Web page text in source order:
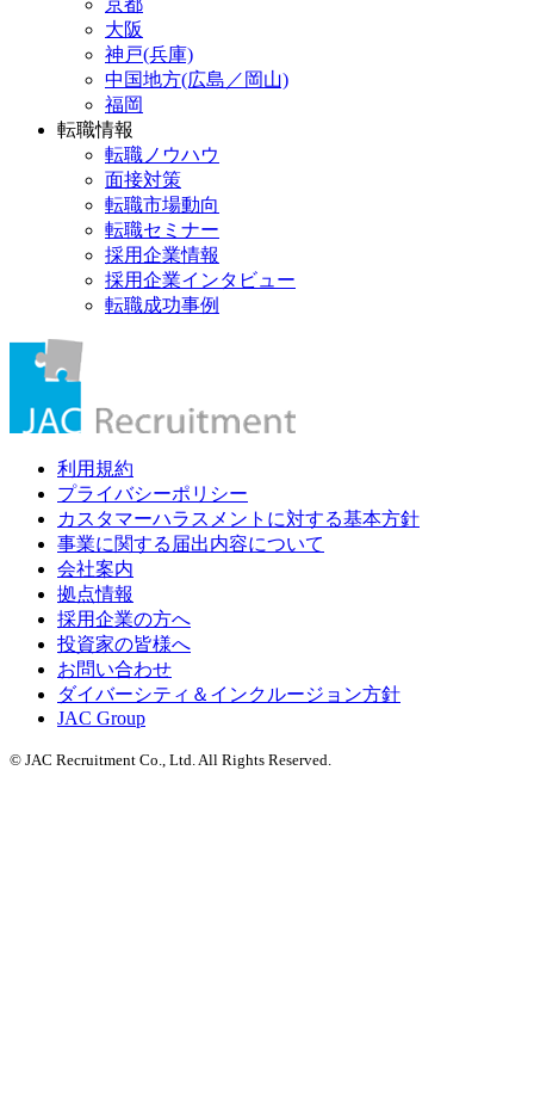
京都
大阪
神戸(兵庫)
中国地方(広島／岡山)
福岡
転職情報
転職ノウハウ
面接対策
転職市場動向
転職セミナー
採用企業情報
採用企業インタビュー
転職成功事例
利用規約
プライバシーポリシー
カスタマーハラスメントに対する基本方針
事業に関する届出内容について
会社案内
拠点情報
採用企業の方へ
投資家の皆様へ
お問い合わせ
ダイバーシティ＆インクルージョン方針
JAC Group
© JAC Recruitment Co., Ltd. All Rights Reserved.